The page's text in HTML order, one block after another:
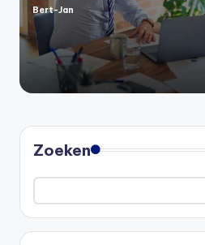
Geplaatst
door
Bert-Jan
Zoeken